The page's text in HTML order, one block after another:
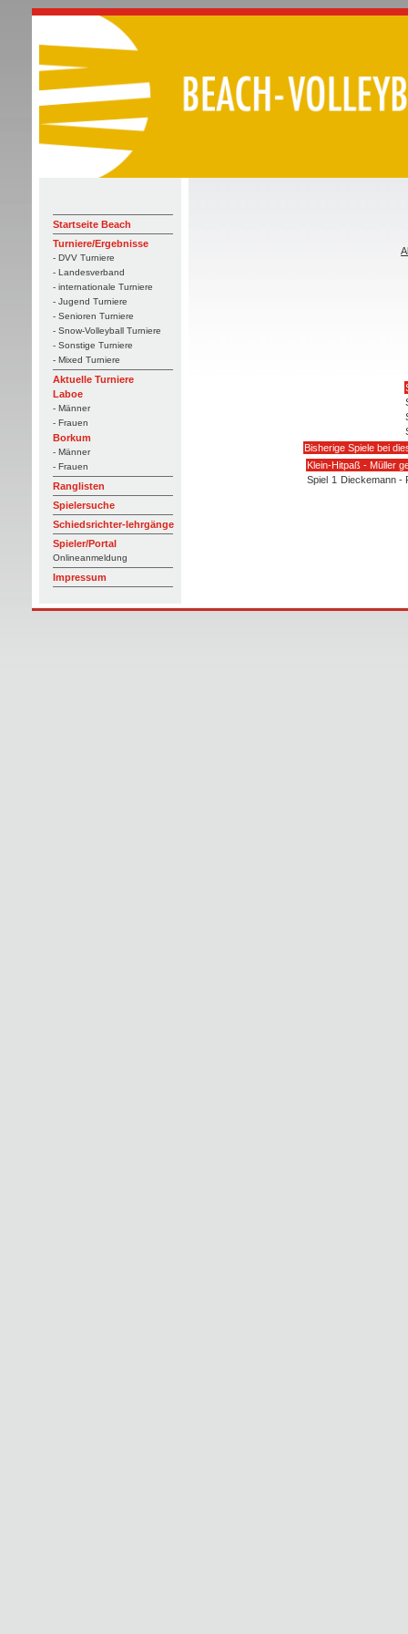
Startseite Beach
Turniere/Ergebnisse
- DVV Turniere
- Landesverband
- internationale Turniere
- Jugend Turniere
- Senioren Turniere
- Snow-Volleyball Turniere
- Sonstige Turniere
- Mixed Turniere
Aktuelle Turniere
Laboe
- Männer
- Frauen
Borkum
- Männer
- Frauen
Ranglisten
Spielersuche
Schiedsrichter-lehrgänge
Spieler/Portal
Onlineanmeldung
Impressum
Bisherige Spiele bei
Klein-Hitpaß - Müller
Spiel 1 Dieckemann -